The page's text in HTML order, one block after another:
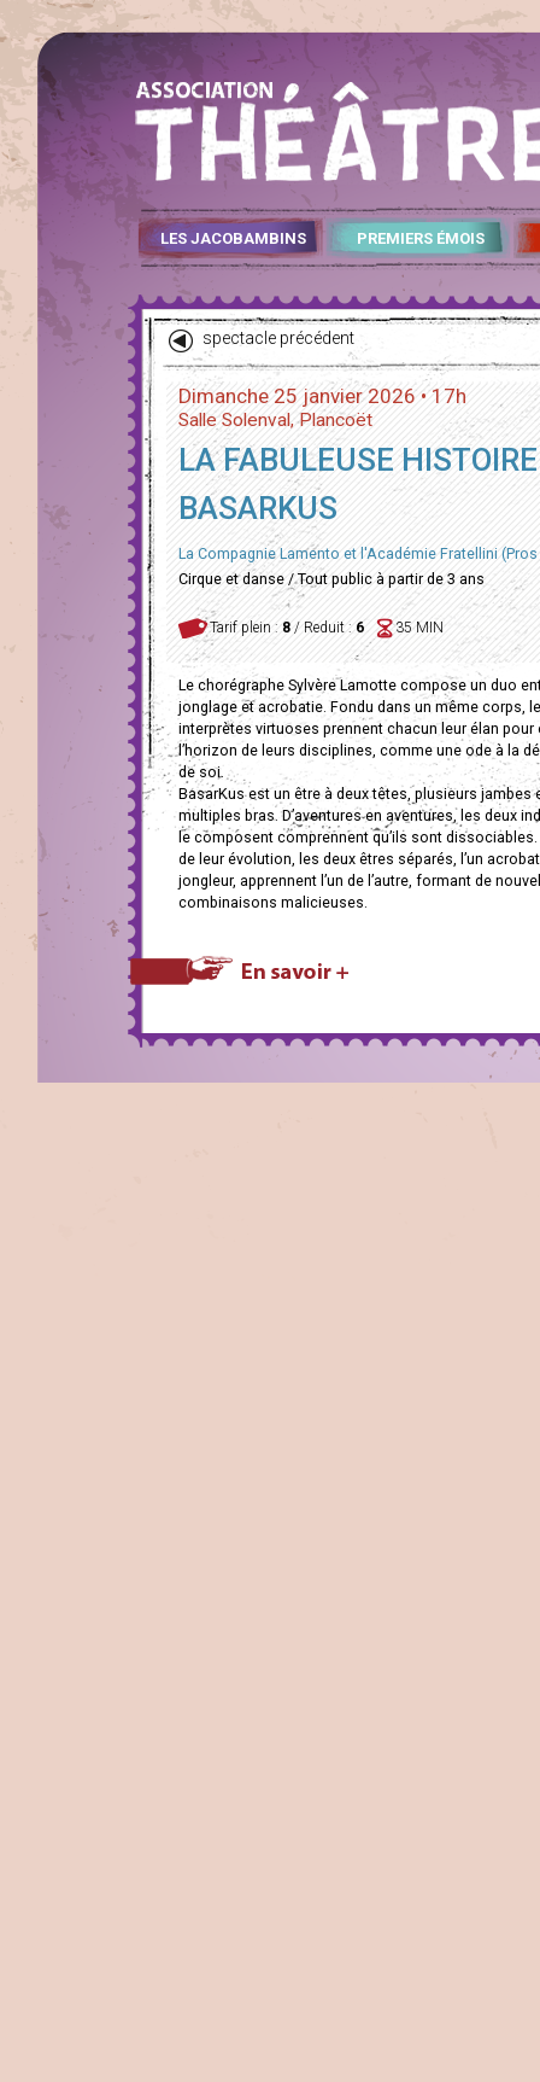
LES JACOBAMBINS PREMIERS ÉMOIS
spectacle précédent
Dimanche 25 janvier 2026 • 17h
Salle Solenval, Plancoët
LA FABULEUSE
BASARKUS
La Compagnie Lamento et l'Académie Fratellini (Pros
Cirque et danse / Tout public à partir de 3 ans
Tarif plein :8 / Reduit : 6 35 MIN
Le chorégraphe Sylvère Lamotte compose un duo
jonglage et acrobatie. Fondu dans un même corps,
interprètes virtuoses prennent chacun leur élan pour
l’horizon de leurs disciplines, comme une ode à la
de soi.
BasarKus est un être à deux têtes, plusieurs jambes
multiples bras. D’aventures en aventures, les deux
le composent comprennent qu’ils sont
de leur évolution, les deux êtres séparés, l’un
jongleur, apprennent l’un de l’autre, formant de
combinaisons malicieuses.